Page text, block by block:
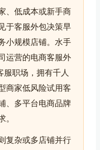
、低成本或新手商
于客服外包决策早
小规模店铺。水手
运营的电商客服外
服职场，拥有千人
商家低风险试用客
、多平台电商品牌
复杂或多店铺并行